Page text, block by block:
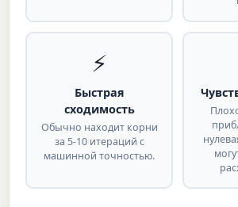
⚡
Быстрая
сходимость
Обычно находит корни
за 5-10 итераций с
машинной точностью.